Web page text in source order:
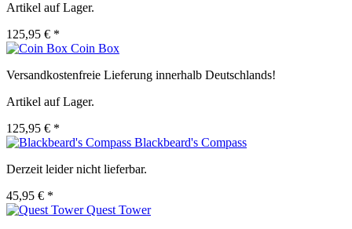
Artikel auf Lager.
125,95 € *
Coin Box
Versandkostenfreie Lieferung innerhalb Deutschlands!
Artikel auf Lager.
125,95 € *
Blackbeard's Compass
Derzeit leider nicht lieferbar.
45,95 € *
Quest Tower